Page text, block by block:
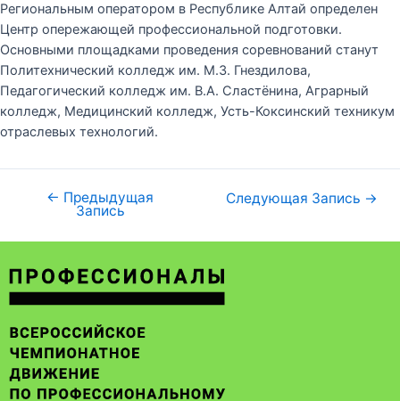
Региональным оператором в Республике Алтай определен
Центр опережающей профессиональной подготовки.
Основными площадками проведения соревнований станут
Политехнический колледж им. М.З. Гнездилова,
Педагогический колледж им. В.А. Сластёнина, Аграрный
колледж, Медицинский колледж, Усть-Коксинский техникум
отраслевых технологий.
← Предыдущая
Запись
Следующая Запись →